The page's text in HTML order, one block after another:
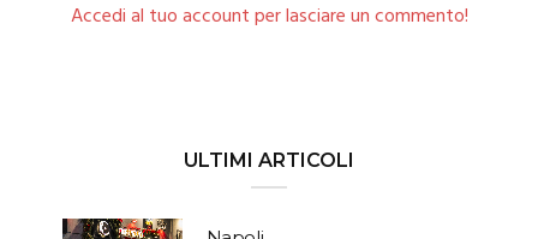
Accedi al tuo account per lasciare un commento!
ULTIMI ARTICOLI